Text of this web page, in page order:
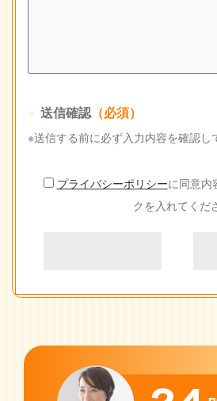
送信確認 （必須）
※送信する前に必ず入力内容を確認し
プライバシーポリシーに同意内
クを入れてくだ